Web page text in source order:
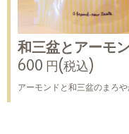
和三盆とアーモ
600 円(税込)
アーモンドと和三盆のまろ